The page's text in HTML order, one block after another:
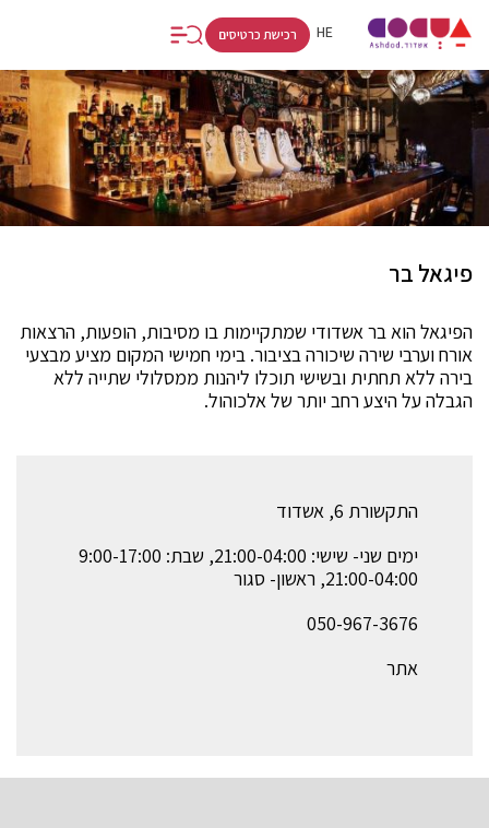
HE
RU
רכישת כרטיסים
פיגאל בר
הפיגאל הוא בר אשדודי שמתקיימות בו מסיבות, הופעות, הרצאות
אורח וערבי שירה שיכורה בציבור. בימי חמישי המקום מציע מבצעי
בירה ללא תחתית ובשישי תוכלו ליהנות ממסלולי שתייה ללא
הגבלה על היצע רחב יותר של אלכוהול.
התקשורת 6, אשדוד‏
ימים שני- שישי: 21:00-04:00, שבת: 9:00-17:00
21:00-04:00, ראשון- סגור
050-967-3676
אתר